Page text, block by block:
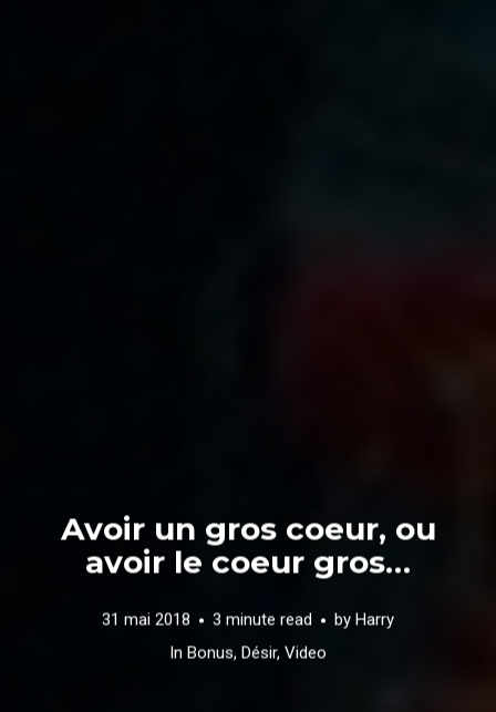
Avoir un gros coeur, ou
avoir le coeur gros…
31 mai 2018 3 minute read by Harry
In Bonus, Désir, Video